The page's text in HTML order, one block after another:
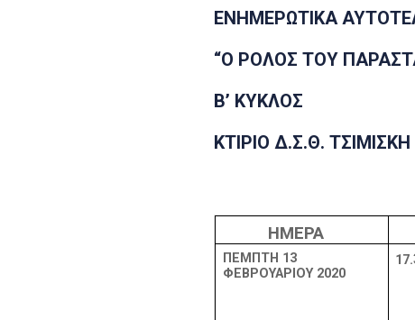
ΕΝΗΜΕΡΩΤΙΚΑ
“Ο ΡΟΛΟΣ ΤΟΥ
Β’ ΚΥΚΛΟΣ
ΚΤΙΡΙΟ Δ.Σ.Θ.
ΗΜΕΡΑ
ΠΕΜΠΤΗ 13
ΦΕΒΡΟΥΑΡΙΟΥ 2020
17.